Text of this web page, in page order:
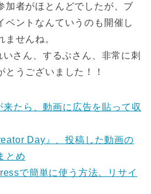
加者がほとんどでしたが、ブ
ベントなんていうのも開催し
せんね。
さん、するぷさん、非常に刺
うございました！！
たら、動画に広告を貼って収
Day』、投稿した動画の
とめ
で簡単に使う方法。リサイ